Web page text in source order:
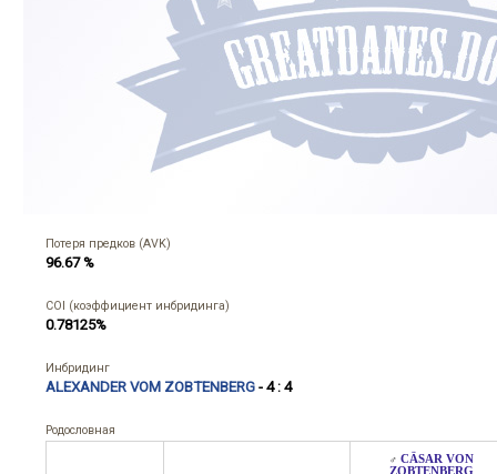
Потеря предков (AVK)
96.67 %
COI (коэффициент инбридинга)
0.78125%
Инбридинг
ALEXANDER VOM ZOBTENBERG - 4 : 4
Родословная
♂ CÄSAR VON
ZOBTENBERG